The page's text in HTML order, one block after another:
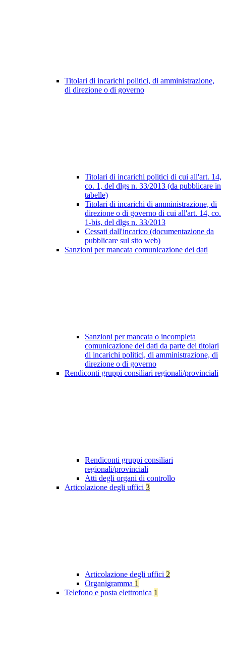
Titolari di incarichi politici, di amministrazione,
di direzione o di governo
Titolari di incarichi politici di cui all'art. 14,
co. 1, del dlgs n. 33/2013 (da pubblicare in
tabelle)
Titolari di incarichi di amministrazione, di
direzione o di governo di cui all'art. 14, co.
1-bis, del dlgs n. 33/2013
Cessati dall'incarico (documentazione da
pubblicare sul sito web)
Sanzioni per mancata comunicazione dei dati
Sanzioni per mancata o incompleta
comunicazione dei dati da parte dei titolari
di incarichi politici, di amministrazione, di
direzione o di governo
Rendiconti gruppi consiliari regionali/provinciali
Rendiconti gruppi consiliari
regionali/provinciali
Atti degli organi di controllo
Articolazione degli uffici 3
Articolazione degli uffici 2
Organigramma 1
Telefono e posta elettronica 1